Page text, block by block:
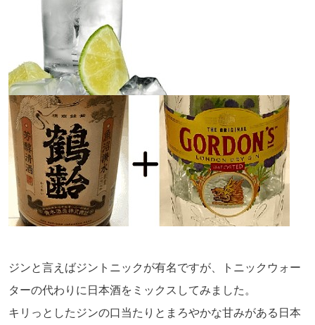
ジンと言えばジントニックが有名ですが、トニックウォー
ターの代わりに日本酒をミックスしてみました。
キリっとしたジンの口当たりとまろやかな甘みがある日本